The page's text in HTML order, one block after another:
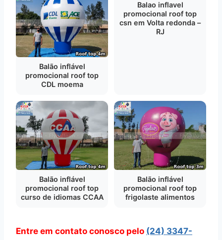
Balão inflável
promocional roof top
CDL moema
Balao inflavel
promocional roof top
csn em Volta redonda –
RJ
Balão inflável
promocional roof top
curso de idiomas CCAA
Balão inflável
promocional roof top
frigolaste alimentos
Entre em contato conosco pelo (24) 3347-